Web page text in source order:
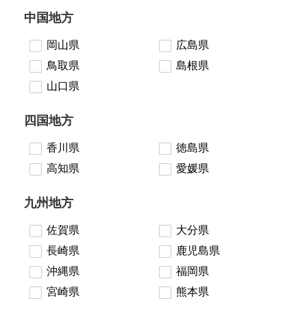
中国地方
岡山県
広島県
鳥取県
島根県
山口県
四国地方
香川県
徳島県
高知県
愛媛県
九州地方
佐賀県
大分県
長崎県
鹿児島県
沖縄県
福岡県
宮崎県
熊本県